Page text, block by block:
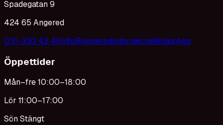
Spadegatan 9
424 65 Angered
031-330 42 40info@angeredbiltorget.seWhatsApp
Öppettider
Mån–fre 10:00–18:00
Lör 11:00–17:00
Sön Stängt